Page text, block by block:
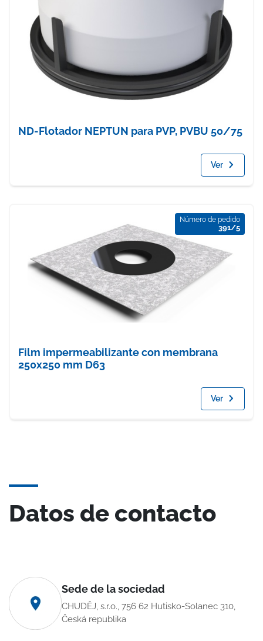
ND-Flotador NEPTUN para PVP, PVBU 50/75
Ver
Número de pedido
391/5
Film impermeabilizante con membrana
250x250 mm D63
Ver
Datos de contacto
Sede de la sociedad
CHUDĚJ, s.r.o., 756 62 Hutisko-Solanec 310,
Česká republika